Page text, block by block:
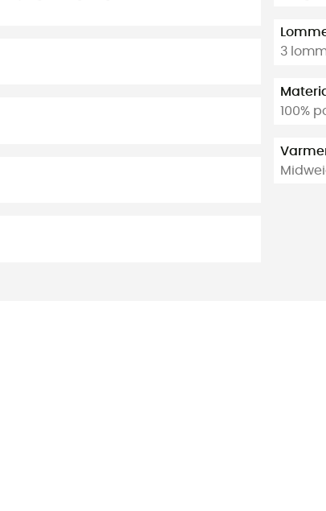
3
100%